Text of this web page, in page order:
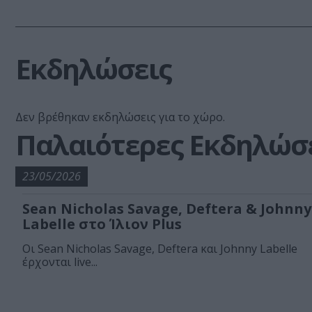
Εκδηλώσεις
Δεν βρέθηκαν εκδηλώσεις για το χώρο.
Παλαιότερες
23/05/2026
Sean Nicholas Savage, Deftera & Johnny
Labelle στο Ίλιον Plus
Οι Sean Nicholas Savage, Deftera και Johnny Labelle
έρχονται live...